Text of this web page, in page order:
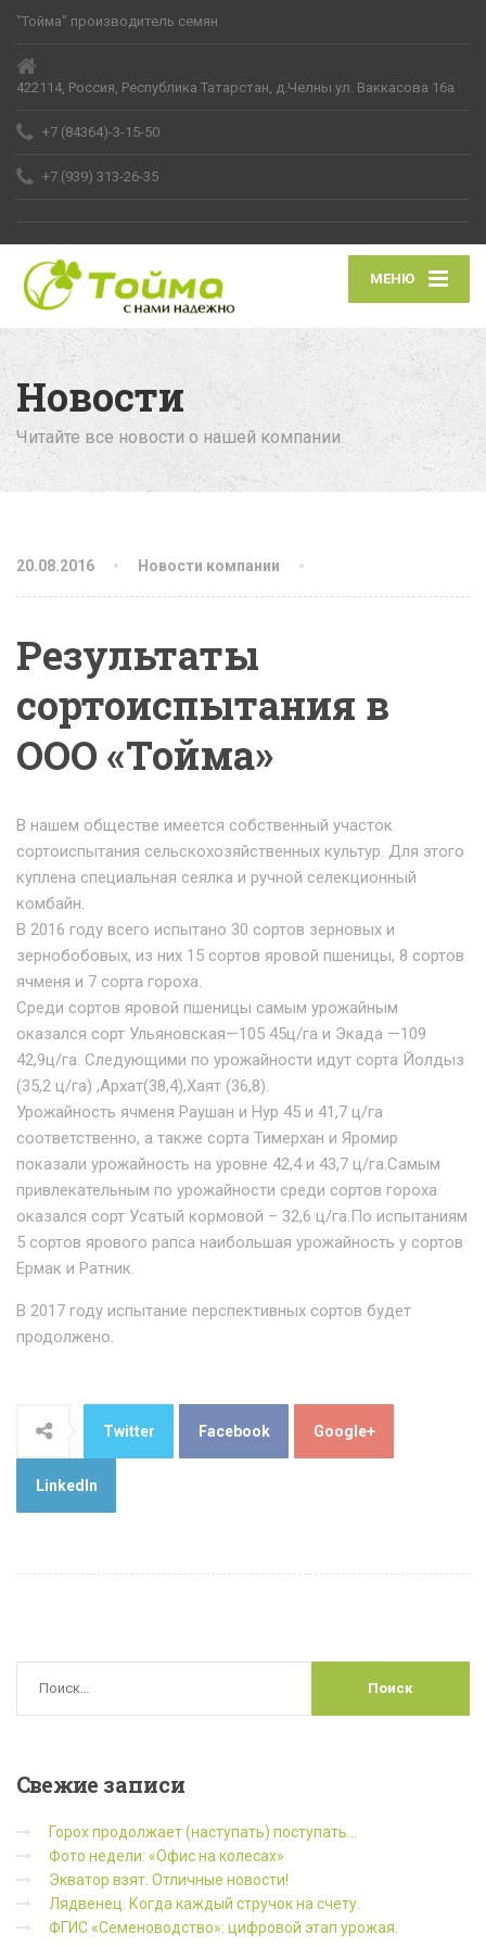
"Тойма" производитель семян
422114, Россия, Республика Татарстан, д.Челны ул. Ваккасова 16а
+7 (84364)-3-15-50
+7 (939) 313-26-35
МЕНЮ
Новости
Читайте все новости о нашей компании
20.08.2016 Новости компании
Результаты
сортоиспытания в
ООО «Тойма»
В нашем обществе имеется собственный участок
сортоиспытания сельскохозяйственных культур. Для этого
куплена специальная сеялка и ручной селекционный
комбайн.
В 2016 году всего испытано 30 сортов зерновых и
зернобобовых, из них 15 сортов яровой пшеницы, 8 сортов
ячменя и 7 сорта гороха.
Среди сортов яровой пшеницы самым урожайным
оказался сорт Ульяновская—105 45ц/га и Экада —109
42,9ц/га. Следующими по урожайности идут сорта Йолдыз
(35,2 ц/га) ,Архат(38,4),Хаят (36,8).
Урожайность ячменя Раушан и Нур 45 и 41,7 ц/га
соответственно, а также сорта Тимерхан и Яромир
показали урожайность на уровне 42,4 и 43,7 ц/га.Самым
привлекательным по урожайности среди сортов гороха
оказался сорт Усатый кормовой – 32,6 ц/га.По испытаниям
5 сортов ярового рапса наибольшая урожайность у сортов
Ермак и Ратник.
В 2017 году испытание перспективных сортов будет
продолжено.
Twitter Facebook Google+
LinkedIn
Свежие записи
Горох продолжает (наступать) поступать…
Фото недели: «Офис на колесах»
Экватор взят. Отличные новости!
Лядвенец. Когда каждый стручок на счету.
ФГИС «Семеноводство»: цифровой этап урожая.